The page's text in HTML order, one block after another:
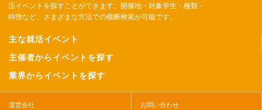
活イベントを探すことができます。開催地・対象学生・種類・
特徴など、さまざまな方法での横断検索が可能です。
主な就活イベント
主催者からイベントを探す
業界からイベントを探す
運営会社 お問い合わせ